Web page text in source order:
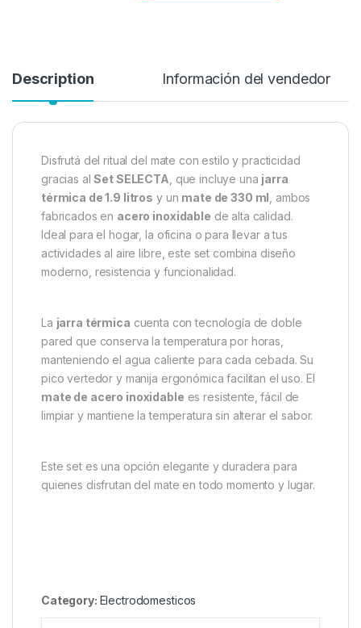
Description Información del vendedor
Disfrutá del ritual del mate con estilo y practicidad
gracias alSet SELECTA , que incluye una jarra
térmica de 1.9 litros y un mate de 330 ml , ambos
fabricados en acero inoxidable de alta calidad.
Ideal para el hogar, la oficina o para llevar a tus
actividades al aire libre, este set combina diseño
moderno, resistencia y funcionalidad.
La jarra térmica cuenta con tecnología de doble
pared que conserva la temperatura por horas,
manteniendo el agua caliente para cada cebada. Su
pico vertedor y manija ergonómica facilitan el uso. El
mate de acero inoxidable es resistente, fácil de
limpiar y mantiene la temperatura sin alterar el sabor.
Este set es una opción elegante y duradera para
quienes disfrutan del mate en todo momento y lugar.
Category: Electrodomesticos